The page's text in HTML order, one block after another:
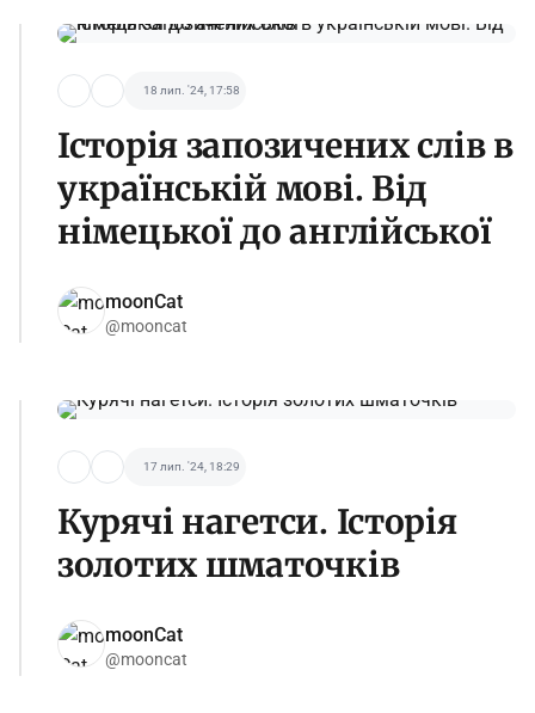
18 лип. '24, 17:58
Історія запозичених слів в
українській мові. Від
німецької до англійської
moonCat
@mooncat
17 лип. '24, 18:29
Курячі нагетси. Історія
золотих шматочків
moonCat
@mooncat